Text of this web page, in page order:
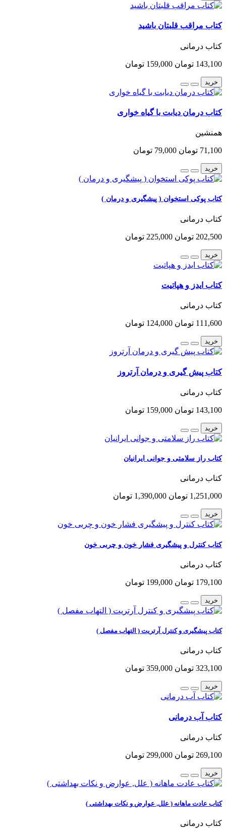
کتاب مراقب قلبتان باشید
کتاب درمانی
143,100 تومان 159,000 تومان
خرید
کتاب درمان دیابت با گیاه خواری
همنشین
71,100 تومان 79,000 تومان
خرید
کتاب پوکی استخوان ( پیشگیری و درمان )
کتاب درمانی
202,500 تومان 225,000 تومان
خرید
کتاب ایدز و هپاتیت
کتاب درمانی
111,600 تومان 124,000 تومان
خرید
کتاب پیش گیری و درمان آرتروز
کتاب درمانی
143,100 تومان 159,000 تومان
خرید
کتاب راز سلامتی و جوانی ایرانیان
کتاب درمانی
1,251,000 تومان 1,390,000 تومان
خرید
کتاب کنترل و پیشگیری فشار خون و چربی خون
کتاب درمانی
179,100 تومان 199,000 تومان
خرید
کتاب پیشگیری و کنترل آرتریت ( التهاب مفصل )
کتاب درمانی
323,100 تومان 359,000 تومان
خرید
کتاب آب درمانی
کتاب درمانی
269,100 تومان 299,000 تومان
خرید
کتاب عادت ماهانه ( علل, عوارض و نکات بهداشتی )
کتاب درمانی